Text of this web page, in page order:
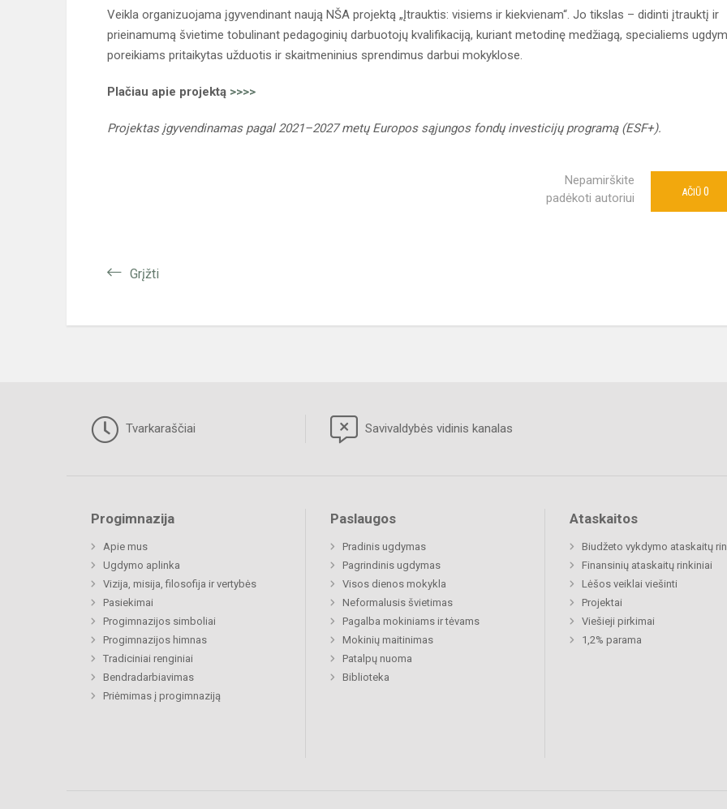
Veikla organizuojama įgyvendinant naują NŠA projektą „Įtrauktis: visiems ir kiekvienam“. Jo tikslas – didinti įtrauktį ir
prieinamumą švietime tobulinant pedagoginių darbuotojų kvalifikaciją, kuriant metodinę medžiagą, specialiems
poreikiams pritaikytas užduotis ir skaitmeninius sprendimus darbui mokyklose.
Plačiau apie projektą >>>>
Projektas įgyvendinamas pagal 2021–2027 metų Europos sąjungos fondų investicijų programą (ESF+).
Nepamirškite
padėkoti autoriui
AČIŪ 0
Grįžti
Tvarkaraščiai Savivaldybės vidinis kanalas
Progimnazija
Apie mus
Ugdymo aplinka
Vizija, misija, filosofija ir vertybės
Pasiekimai
Progimnazijos simboliai
Progimnazijos himnas
Tradiciniai renginiai
Bendradarbiavimas
Priėmimas į progimnaziją
Paslaugos
Pradinis ugdymas
Pagrindinis ugdymas
Visos dienos mokykla
Neformalusis švietimas
Pagalba mokiniams ir tėvams
Mokinių maitinimas
Patalpų nuoma
Biblioteka
Ataskaitos
Biudžeto vykdymo ataskaitų
Finansinių ataskaitų rinkiniai
Lėšos veiklai viešinti
Projektai
Viešieji pirkimai
1,2% parama